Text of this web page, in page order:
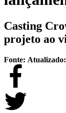
Casting
projeto ao
Fonte: Atualizado: